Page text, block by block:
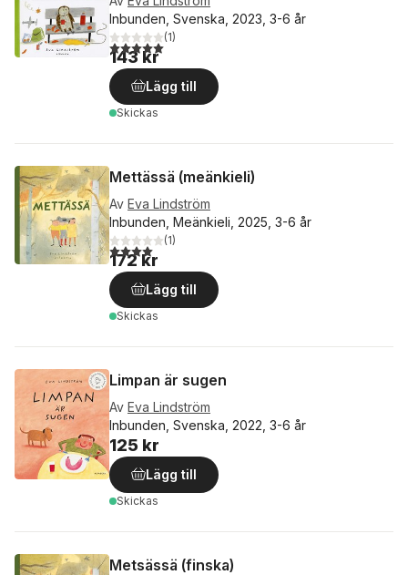
Inbunden, Svenska, 2023, 3-6 år
5,0utav 5 stjärnor. Totalt antal röster:
(1)
143 kr
Lägg till
Skickas
Mettässä (meänkieli)
Av Eva Lindström
Inbunden, Meänkieli, 2025, 3-6 år
4,0utav 5 stjärnor. Totalt antal röster:
(1)
172 kr
Lägg till
Skickas
Limpan är sugen
Av Eva Lindström
Inbunden, Svenska, 2022, 3-6 år
125 kr
Lägg till
Skickas
Metsässä (finska)